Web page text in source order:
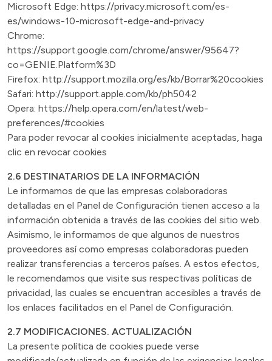
Microsoft Edge: https://privacy.microsoft.com/es-
es/windows-10-microsoft-edge-and-privacy
Chrome:
https://support.google.com/chrome/answer/95647?
co=GENIE.Platform%3D
Firefox: http://support.mozilla.org/es/kb/Borrar%20cookies
Safari: http://support.apple.com/kb/ph5042
Opera: https://help.opera.com/en/latest/web-
preferences/#cookies
Para poder revocar al cookies inicialmente aceptadas, haga
clic en revocar cookies
2.6 DESTINATARIOS DE LA INFORMACIÓN
Le informamos de que las empresas colaboradoras
detalladas en el Panel de Configuración tienen acceso a la
información obtenida a través de las cookies del sitio web.
Asimismo, le informamos de que algunos de nuestros
proveedores así como empresas colaboradoras pueden
realizar transferencias a terceros países. A estos efectos,
le recomendamos que visite sus respectivas políticas de
privacidad, las cuales se encuentran accesibles a través de
los enlaces facilitados en el Panel de Configuración.
2.7 MODIFICACIONES. ACTUALIZACIÓN
La presente política de cookies puede verse